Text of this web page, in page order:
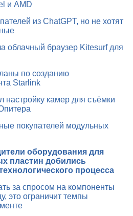
и AMD
из ChatGPT, но не хотят
облачный браузер Kitesurf для
по созданию
Starlink
настройку камер для съёмки
покупателей модульных
оборудования для
пластин добились
процесса
за спросом на компоненты
это ограничит темпы